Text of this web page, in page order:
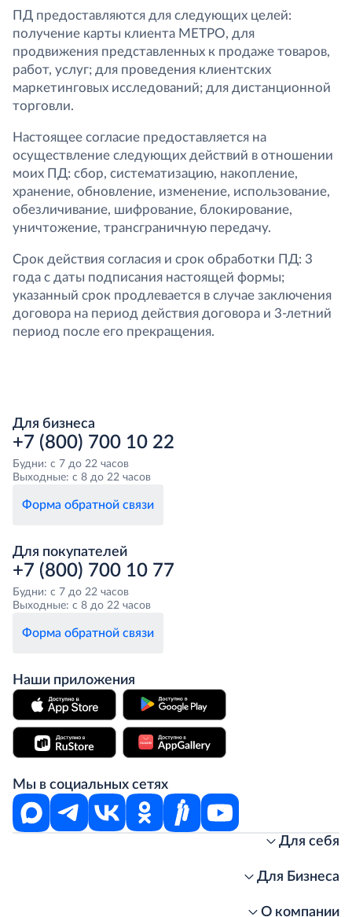
ПД предоставляются для следующих целей:
получение карты клиента МЕТРО, для
продвижения представленных к продаже товаров,
работ, услуг; для проведения клиентских
маркетинговых исследований; для дистанционной
торговли.
Настоящее согласие предоставляется на
осуществление следующих действий в отношении
моих ПД: сбор, систематизацию, накопление,
хранение, обновление, изменение, использование,
обезличивание, шифрование, блокирование,
уничтожение, трансграничную передачу.
Срок действия согласия и срок обработки ПД: 3
года с даты подписания настоящей формы;
указанный срок продлевается в случае заключения
договора на период действия договора и 3-летний
период после его прекращения.
Для бизнеса
+7 (800) 700 10 22
Будни: с 7 до 22 часов
Выходные: с 8 до 22 часов
Форма обратной связи
Для покупателей
+7 (800) 700 10 77
Будни: с 7 до 22 часов
Выходные: с 8 до 22 часов
Форма обратной связи
Наши приложения
Мы в социальных сетях
Для себя
Для Бизнеса
О компании